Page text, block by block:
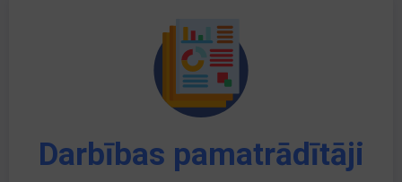
Darbības pamatrādītāji